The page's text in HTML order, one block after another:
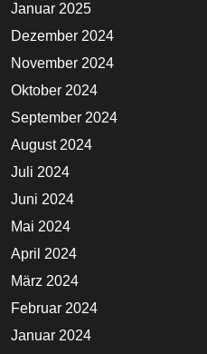
Januar 2025
Dezember 2024
November 2024
Oktober 2024
September 2024
August 2024
Juli 2024
Juni 2024
Mai 2024
April 2024
März 2024
Februar 2024
Januar 2024